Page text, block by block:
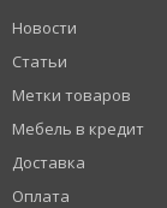
Новости
Статьи
Метки товаров
Мебель в кредит
Доставка
Оплата